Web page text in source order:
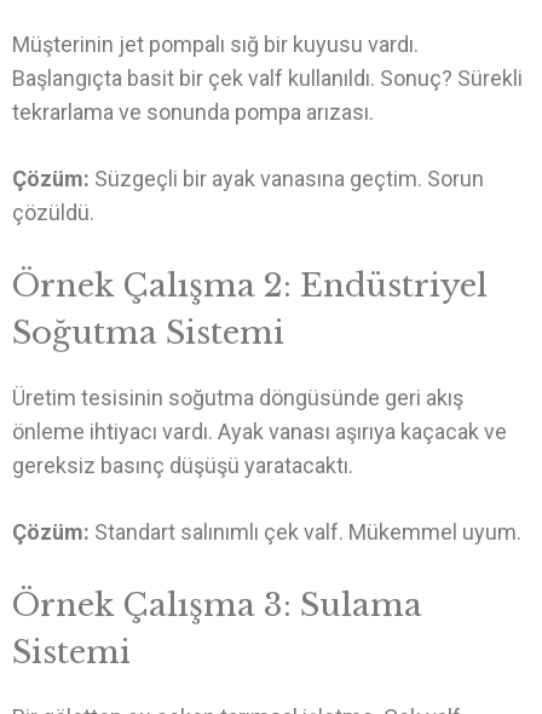
Müşterinin jet pompalı sığ bir kuyusu vardı.
Başlangıçta basit bir çek valf kullanıldı. Sonuç? Sürekli
tekrarlama ve sonunda pompa arızası.
Çözüm: Süzgeçli bir ayak vanasına geçtim. Sorun
çözüldü.
Örnek Çalışma 2: Endüstriyel
Soğutma Sistemi
Üretim tesisinin soğutma döngüsünde geri akış
önleme ihtiyacı vardı. Ayak vanası aşırıya kaçacak ve
gereksiz basınç düşüşü yaratacaktı.
Çözüm: Standart salınımlı çek valf. Mükemmel uyum.
Örnek Çalışma 3: Sulama
Sistemi